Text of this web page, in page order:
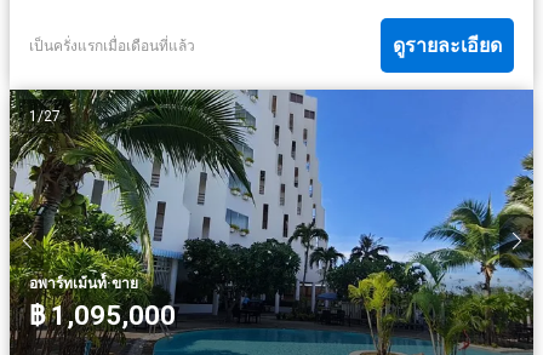
เป็นครั่งแรกเมื่อเดือนที่แล้ว ดูรายละเอียด
1/27
อพาร์ทเม้นท์์·ขาย
฿ 1,095,000